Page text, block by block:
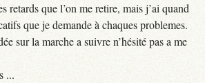
retards que l’on me retire, mais j’ai quand
que je demande à chaques problemes.
sur la marche a suivre n’hésité pas a me
...